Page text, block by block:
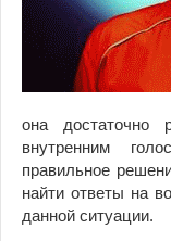
она достаточно
внутренним
правильное
найти ответы на
данной ситуации.